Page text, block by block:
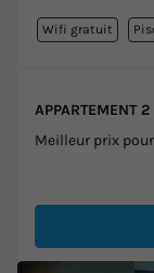
Wifi gratuit
APPARTEMENT
Meilleur prix